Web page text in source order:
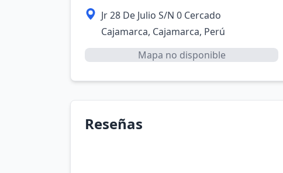
Jr 28 De Julio S/N 0 Cercado
Cajamarca, Cajamarca, Perú
Mapa no disponible
Reseñas